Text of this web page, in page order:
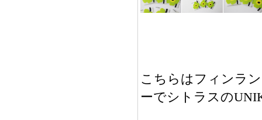
こちらはフィンラ
ーでシトラスの